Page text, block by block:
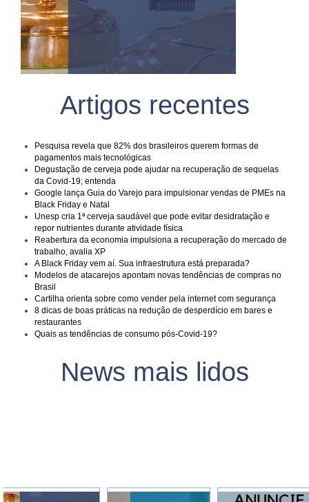
Artigos recentes
Pesquisa revela que 82% dos brasileiros querem formas de
pagamentos mais tecnológicas
Degustação de cerveja pode ajudar na recuperação de sequelas
da Covid-19; entenda
Google lança Guia do Varejo para impulsionar vendas de PMEs na
Black Friday e Natal
Unesp cria 1ª cerveja saudável que pode evitar desidratação e
repor nutrientes durante atividade física
Reabertura da economia impulsiona a recuperação do mercado de
trabalho, avalia XP
A Black Friday vem aí. Sua infraestrutura está preparada?
Modelos de atacarejos apontam novas tendências de compras no
Brasil
Cartilha orienta sobre como vender pela internet com segurança
8 dicas de boas práticas na redução de desperdício em bares e
restaurantes
Quais as tendências de consumo pós-Covid-19?
News mais lidos